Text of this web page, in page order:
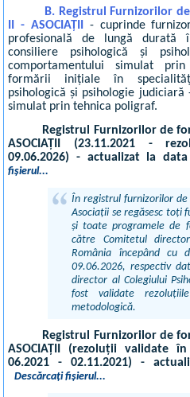
B. Registrul Furnizorilor
II - ASOCIAȚII - cuprinde
profesională de lungă durată
consiliere psihologică și
comportamentului simulat
formării inițiale în
psihologică și psihologie
simulat prin tehnica poligraf.
Registrul Furnizorilor de
ASOCIAȚII (23.11.2021 -
09.06.2026) - actualizat la data
fișierul...
În registrul furnizorilor
Asociații se regăsesc toți
și toate programele de
către Comitetul
România începând cu
09.06.2026, respectiv
director al Colegiului
fost validate
metodologică.
Registrul Furnizorilor de
ASOCIAȚII (rezoluții validate
06.2021 - 02.11.2021) -
Descărcați fișierul...